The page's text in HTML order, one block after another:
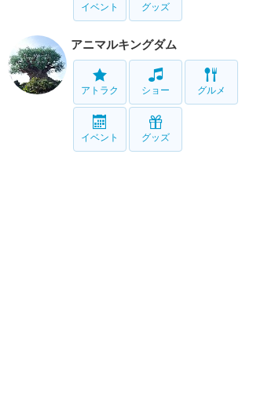
イベント グッズ
アニマルキングダム
アトラク ショー グルメ
イベント グッズ